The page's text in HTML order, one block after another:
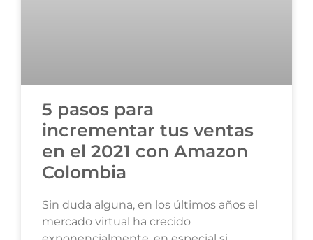
5 pasos para
incrementar tus ventas
en el 2021 con Amazon
Colombia
Sin duda alguna, en los últimos años el
mercado virtual ha crecido